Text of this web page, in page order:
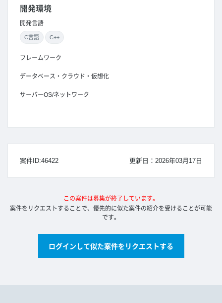
開発環境
開発言語
C言語 C++
フレームワーク
データベース・クラウド・仮想化
サーバーOS/ネットワーク
更新日：2026年03月17日
案件ID:46422
この案件は募集が終了しています。
案件をリクエストすることで、優先的に似た案件の紹介を受けることが可能
です。
ログインして似た案件をリクエストする